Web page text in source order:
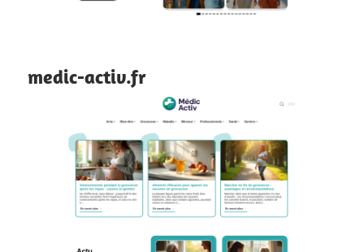
medic-activ.fr